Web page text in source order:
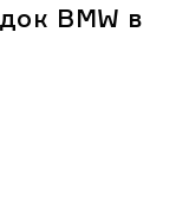
BMW в